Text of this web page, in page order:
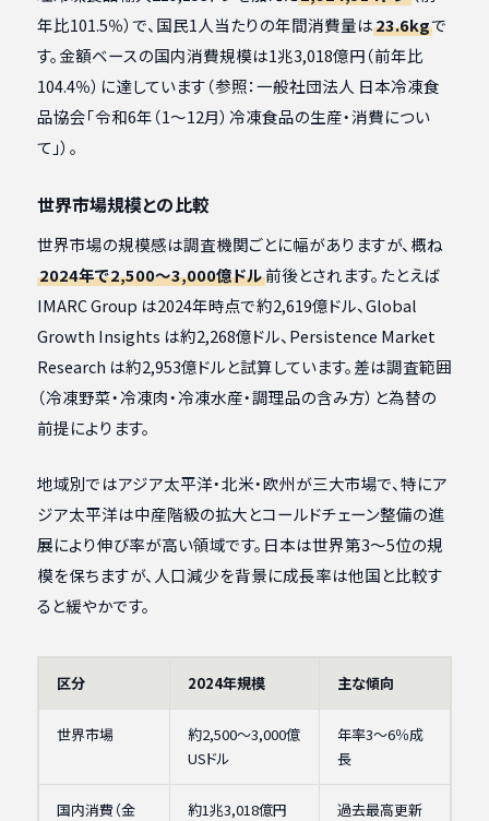
年比101.5％）で、国民1人当たりの年間消費量は23.6kgで
す。金額ベースの国内消費規模は1兆3,018億円（前年比
104.4％）に達しています（参照：一般社団法人 日本冷凍食
品協会「令和6年（1〜12月）冷凍食品の生産・消費につい
て」）。
世界市場規模との比較
世界市場の規模感は調査機関ごとに幅がありますが、概ね
2024年で2,500〜3,000億ドル前後とされます。たとえば
IMARC Group は2024年時点で約2,619億ドル、Global
Growth Insights は約2,268億ドル、Persistence Market
Research は約2,953億ドルと試算しています。差は調査範囲
（冷凍野菜・冷凍肉・冷凍水産・調理品の含み方）と為替の
前提によります。
地域別ではアジア太平洋・北米・欧州が三大市場で、特にア
ジア太平洋は中産階級の拡大とコールドチェーン整備の進
展により伸び率が高い領域です。日本は世界第3〜5位の規
模を保ちますが、人口減少を背景に成長率は他国と比較す
ると緩やかです。
区分 2024年規模 主な傾向
世界市場
約2,500〜3,000億
USドル
年率3〜6％成
長
国内消費（金
約1兆3,018億円 過去最高更新